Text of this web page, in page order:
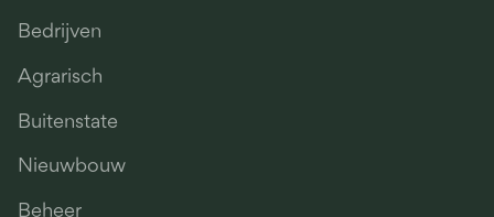
Bedrijven
Agrarisch
Buitenstate
Nieuwbouw
Beheer